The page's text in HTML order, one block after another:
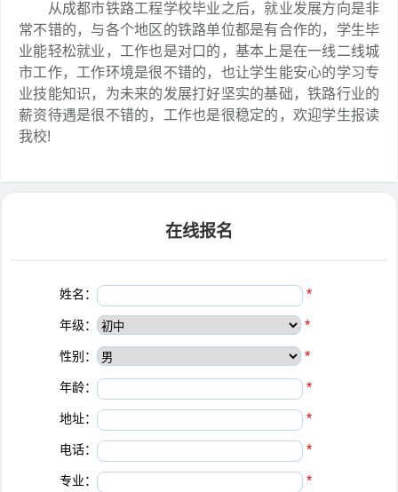
从成都市铁路工程学校毕业之后，就业发展方向是非
常不错的，与各个地区的铁路单位都是有合作的，学生毕
业能轻松就业，工作也是对口的，基本上是在一线二线城
市工作，工作环境是很不错的，也让学生能安心的学习专
业技能知识，为未来的发展打好坚实的基础，铁路行业的
薪资待遇是很不错的，工作也是很稳定的，欢迎学生报读
我校!
在线报名
姓名： *
年级： *
性别： *
年龄： *
地址： *
电话： *
专业： *